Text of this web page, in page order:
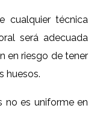
cualquier técnica
será adecuada
en riesgo de tener
huesos.
no es uniforme en